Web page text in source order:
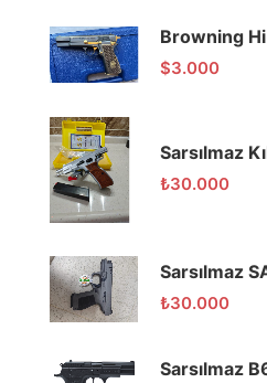
$3.000
₺30.000
₺30.000
Sarsılmaz